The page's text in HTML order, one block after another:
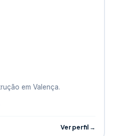
em Valença.
Ver perfil →